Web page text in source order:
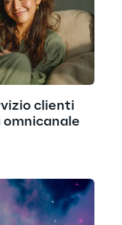
clienti
omnicanale